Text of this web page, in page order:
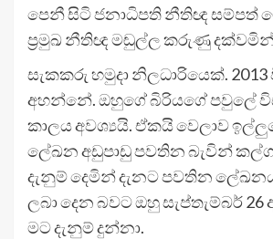
පෙනී සිටි ජනා­ධි­පති නීතිඥ සම්පත්
ප්‍රමුඛ නීතිඥ මඬුල්ල කරුණු
සැක­කරු හමුදා නිල­ධා­රි­යෙක්.
අහන්නේ. ඔහුගේ බිරි­යගේ පවුලේ
කාලය අව­ශ්‍යයි. ඒකයි වෙලාව
ලේඛන අඩු­පාඩු පව­තින බැවින්
දැනුම් දෙමින් දැනට පව­තින
ලබා දෙන බවට ඔහු සැප්තැ­ම්බර්
මට දැනුම් දුන්නා.